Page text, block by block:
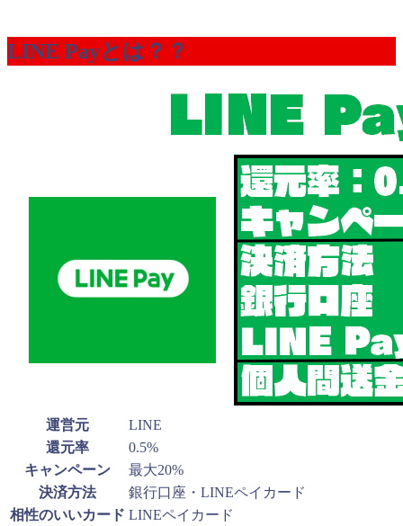
LINE Payとは？？
運営元
LINE
還元率
0.5%
キャンペーン
最大20%
決済方法
銀行口座・LINEペイカード
相性のいいカード LINEペイカード